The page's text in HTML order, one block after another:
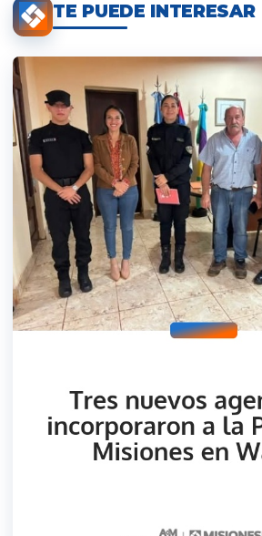
TE PUEDE INTERESAR